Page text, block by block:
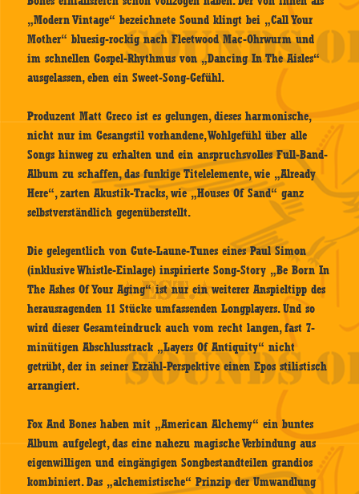
„Modern Vintage“ bezeichnete Sound klingt bei „Call Your
Mother“ bluesig-rockig nach Fleetwood Mac-Ohrwurm und
im schnellen Gospel-Rhythmus von „Dancing In The Aisles“
ausgelassen, eben ein Sweet-Song-Gefühl.
Produzent Matt Greco ist es gelungen, dieses harmonische,
nicht nur im Gesangstil vorhandene, Wohlgefühl über alle
Songs hinweg zu erhalten und ein anspruchsvolles Full-Band-
Album zu schaffen, das funkige Titelelemente, wie „Already
Here“, zarten Akustik-Tracks, wie „Houses Of Sand“ ganz
selbstverständlich gegenüberstellt.
Die gelegentlich von Gute-Laune-Tunes eines Paul Simon
(inklusive Whistle-Einlage) inspirierte Song-Story „Be Born In
The Ashes Of Your Aging“ ist nur ein weiterer Anspieltipp des
herausragenden 11 Stücke umfassenden Longplayers. Und so
wird dieser Gesamteindruck auch vom recht langen, fast 7-
minütigen Abschlusstrack „Layers Of Antiquity“ nicht
getrübt, der in seiner Erzähl-Perspektive einen Epos stilistisch
arrangiert.
Fox And Bones haben mit „American Alchemy“ ein buntes
Album aufgelegt, das eine nahezu magische Verbindung aus
eigenwilligen und eingängigen Songbestandteilen grandios
kombiniert. Das „alchemistische“ Prinzip der Umwandlung